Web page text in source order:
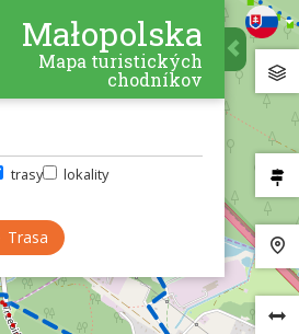
Małopolska
Mapa turistických
chodníkov
trasy lokality
Trasa